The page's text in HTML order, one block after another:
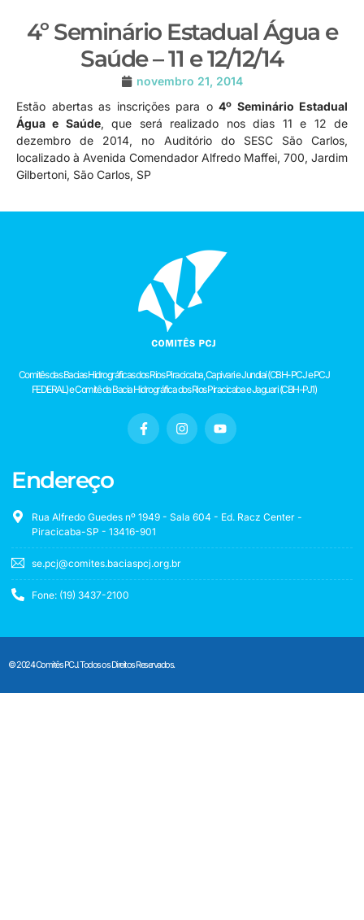
4º Seminário Estadual Água e
Saúde – 11 e 12/12/14
novembro 21, 2014
Estão abertas as inscrições para o 4º Seminário Estadual
Água e Saúde, que será realizado nos dias 11 e 12 de
dezembro de 2014, no Auditório do SESC São Carlos,
localizado à Avenida Comendador Alfredo Maffei, 700, Jardim
Gilbertoni, São Carlos, SP
Comitês das Bacias Hidrográficas dos Rios Piracicaba, Capivari e Jundiaí (CBH-PCJ e PCJ
FEDERAL) e Comitê da Bacia Hidrográfica dos Rios Piracicaba e Jaguari (CBH-PJ1)
Endereço
Rua Alfredo Guedes nº 1949 - Sala 604 - Ed. Racz Center -
Piracicaba-SP - 13416-901
se.pcj@comites.baciaspcj.org.br
Fone: (19) 3437-2100
© 2024 Comitês PCJ. Todos os Direitos Reservados.